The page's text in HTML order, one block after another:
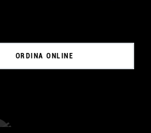
ORDINA ONLINE